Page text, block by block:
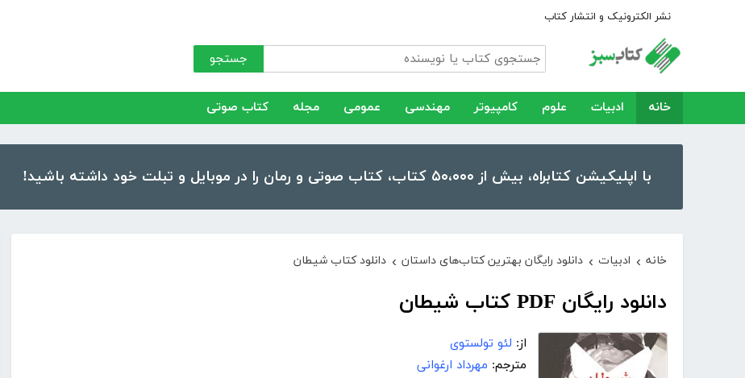
نشر الکترونیک و انتشار کتاب
جستجو
خانه ادبیات علوم کامپیوتر مهندسی عمومی مجله کتاب صوتی
با اپلیکیشن کتابراه، بیش از ۵۰،۰۰۰ کتاب، کتاب صوتی و رمان را در موبایل و تبلت خود داشته باشید!
خانه › ادبیات › دانلود رایگان بهترین کتاب‌های داستان › دانلود کتاب شیطان
دانلود رایگان PDF کتاب شیطان
از: لئو تولستوی
مترجم: مهرداد ارغوانی